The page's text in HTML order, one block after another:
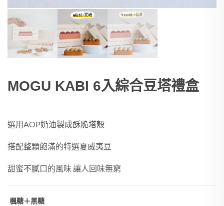
MOGU KABI 6入綜合豆塔禮盒
選用AOP奶油製成酥脆塔殼
搭配整顆飽滿的特選夏威夷豆
甜蜜不膩口的風味 讓人回味無窮
楓糖＋黑糖